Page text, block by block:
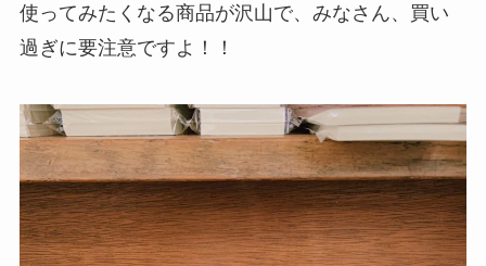
使ってみたくなる商品が沢山で、みなさん、買い
過ぎに要注意ですよ！！